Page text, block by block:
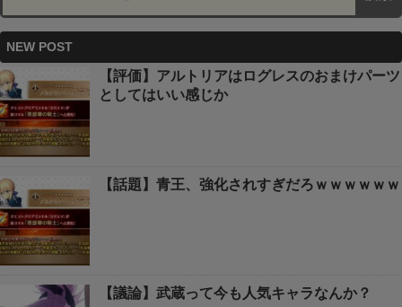
NEW POST
【評価】アルトリアはログレスのおまけパーツ
としてはいい感じか
【話題】青王、強化されすぎだろｗｗｗｗｗｗ
【議論】武蔵って今も人気キャラなんか？